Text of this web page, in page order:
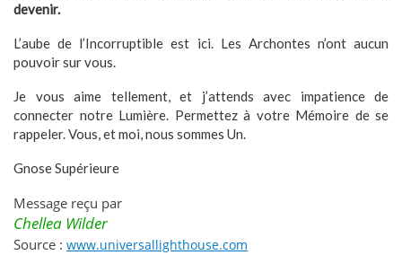
devenir.
L’aube de l’Incorruptible est ici. Les Archontes n’ont aucun
pouvoir sur vous.
Je vous aime tellement, et j’attends avec impatience de
connecter notre Lumière. Permettez à votre Mémoire de se
rappeler. Vous, et moi, nous sommes Un.
Gnose Supérieure
Message reçu par
Chellea Wilder
Source : www.universallighthouse.com